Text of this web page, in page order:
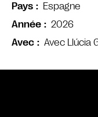
Avec Avec Llúcia
Pays
Espagne
Année
2026